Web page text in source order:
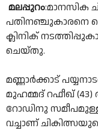
മലപ്പുറം:മാനസിക
പതിനഞ്ചുകാരനെ
ക്ലിനിക്
ചെയ്തു.
മണ്ണാർക്കാട്
മുഹമ്മദ് റഫീഖ് (43)
റോഡിനു സമീപമുള്ള
വച്ചാണ്